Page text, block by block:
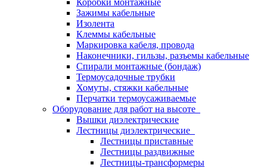
Коробки монтажные
Зажимы кабельные
Изолента
Клеммы кабельные
Маркировка кабеля, провода
Наконечники, гильзы, разъемы кабельные
Спирали монтажные (бондаж)
Термоусадочные трубки
Хомуты, стяжки кабельные
Перчатки термоусаживаемые
Оборудование для работ на высоте
Вышки диэлектрические
Лестницы диэлектрические
Лестницы приставные
Лестницы раздвижные
Лестницы-трансформеры